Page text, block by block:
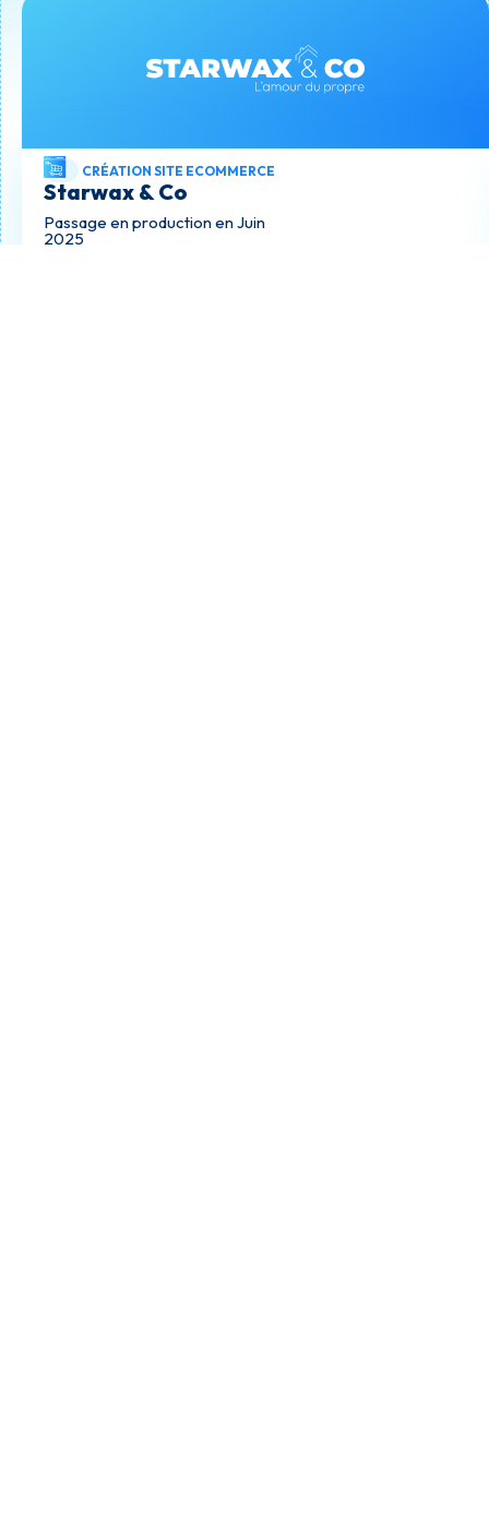
CRÉATION SITE ECOMMERCE
Starwax & Co
Passage en production en Juin
2025